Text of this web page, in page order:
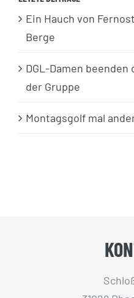
Ein Hauch von
Berge
DGL-Damen beenden
der Gruppe
Montagsgolf mal